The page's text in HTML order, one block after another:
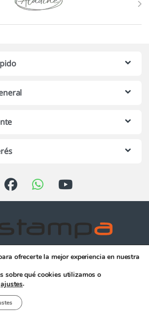
telefónica de 10:00 h.
956 344 058
ofrecerte la mejor experiencia en nuestra
sobre qué cookies utilizamos o
ajustes.